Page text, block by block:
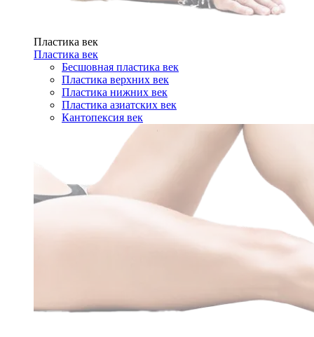
Пластика век
Пластика век
Бесшовная пластика век
Пластика верхних век
Пластика нижних век
Пластика азиатских век
Кантопексия век